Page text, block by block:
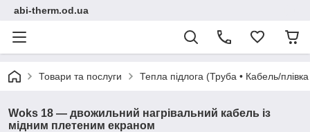
abi-therm.od.ua
Товари та послуги Тепла підлога (Труба • Кабель/
Woks 18 — двожильний нагрівальний кабель із
мідним плетеним екраном